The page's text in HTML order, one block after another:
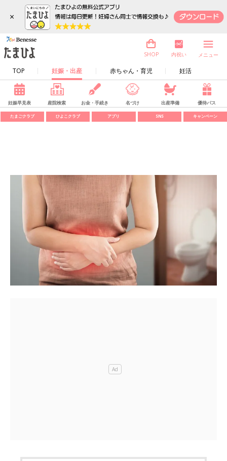
×
TOP 妊娠・出産 赤ちゃん・育児 妊活
SHOP 内祝い メニュー
妊娠早見表 産院検索 お金・手続き 名づけ 出産準備 優待パス
たまごクラブ ひよこクラブ アプリ SNS キャンペーン